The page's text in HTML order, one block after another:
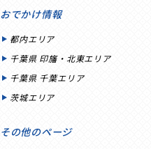
おでかけ情報
都内エリア
千葉県 印旛・北東エリア
千葉県 千葉エリア
茨城エリア
その他のページ